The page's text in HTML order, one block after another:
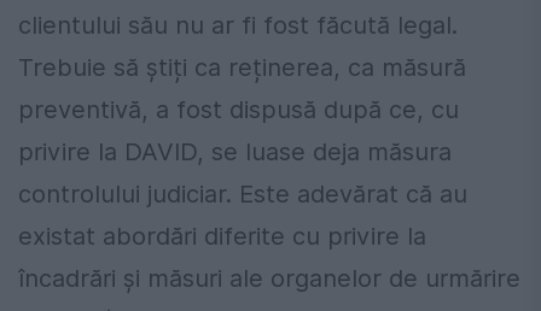
clientului său nu ar fi fost făcută legal.
Trebuie să știți ca reținerea, ca măsură
preventivă, a fost dispusă după ce, cu
privire la DAVID, se luase deja măsura
controlului judiciar. Este adevărat că au
existat abordări diferite cu privire la
încadrări şi măsuri ale organelor de urmărire